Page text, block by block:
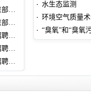
北京市生态环境监测中心2023年度驻京部队随军家属就业安置和优待招聘拟聘用人员公示
北京市生态环境监测中心2023年度驻京部队随军家属就业安置和优待招聘面试成绩公告
北京市生态环境监测中心2023年公开招聘工作人员拟聘用人员公示
北京市生态环境监测中心2023年公开招聘工作人员综合成绩公告
北京市生态环境监测中心2023年公开招聘工作人员笔试成绩公告
水生态监测
环境空气质量
“臭氧”和“臭氧